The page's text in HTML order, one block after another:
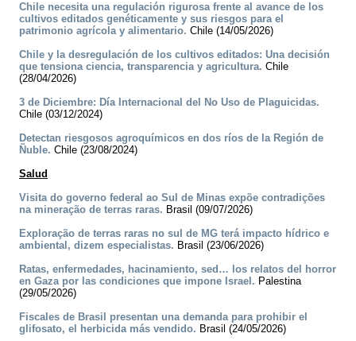
Chile necesita una regulación rigurosa frente al avance de los
cultivos editados genéticamente y sus riesgos para el
patrimonio agrícola y alimentario. Chile (14/05/2026)
Chile y la desregulación de los cultivos editados: Una decisión
que tensiona ciencia, transparencia y agricultura. Chile
(28/04/2026)
3 de Diciembre: Día Internacional del No Uso de Plaguicidas.
Chile (03/12/2024)
Detectan riesgosos agroquímicos en dos ríos de la Región de
Ñuble. Chile (23/08/2024)
Salud
Visita do governo federal ao Sul de Minas expõe contradições
na mineração de terras raras. Brasil (09/07/2026)
Exploração de terras raras no sul de MG terá impacto hídrico e
ambiental, dizem especialistas. Brasil (23/06/2026)
Ratas, enfermedades, hacinamiento, sed… los relatos del horror
en Gaza por las condiciones que impone Israel. Palestina
(29/05/2026)
Fiscales de Brasil presentan una demanda para prohibir el
glifosato, el herbicida más vendido. Brasil (24/05/2026)